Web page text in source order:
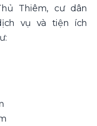
Thiêm, cư dân
vụ và tiện ích